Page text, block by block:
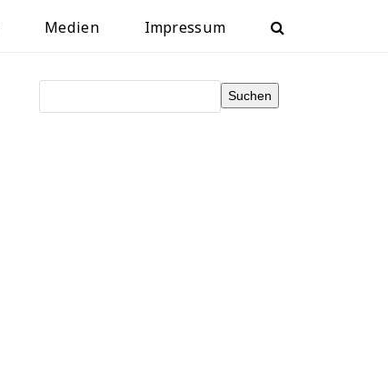
Medien Impressum
Suchen